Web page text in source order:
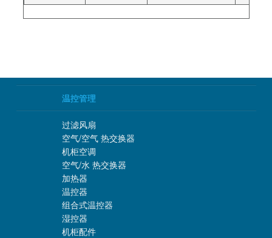
温控管理
过滤风扇
空气/空气 热交换器
机柜空调
空气/水 热交换器
加热器
温控器
组合式温控器
湿控器
机柜配件